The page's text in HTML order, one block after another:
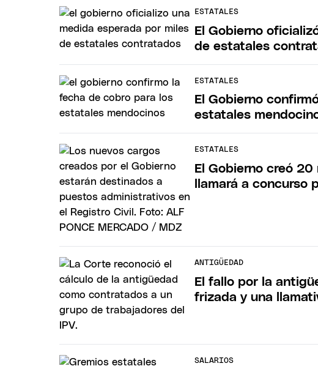
ESTATALES
El Gobierno
de estatales
ESTATALES
El Gobierno
estatales
ESTATALES
El Gobierno creó
llamará a concurso
ANTIGÜEDAD
El fallo por la
frizada y una
SALARIOS